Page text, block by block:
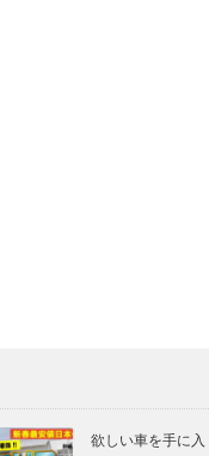
欲しい車を手に入